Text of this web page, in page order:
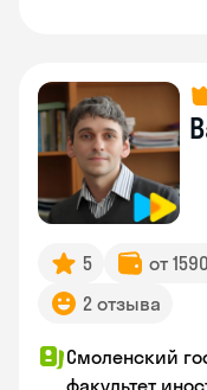
5 от
2 отзыва
Смоленский
факультет